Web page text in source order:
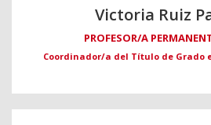
Victoria Ruiz
PROFESOR/A
Coordinador/a del Título de Grado